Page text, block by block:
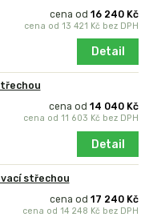
cena od16 240 Kč
cena od13 421 Kč bez DPH
Detail
cena od14 040 Kč
cena od11 603 Kč bez DPH
Detail
střechou
cena od17 240 Kč
cena od14 248 Kč bez DPH